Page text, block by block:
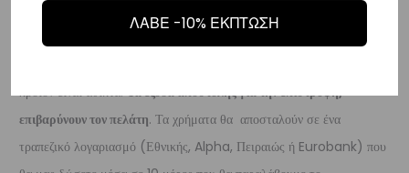
Επιστροφές είναι δεκτές εντός 14 ημερών από την ημερομηνία αγοράς
του προϊόντος χωρίς να έχετε την υποχρέωση να αναφέρετε τους
προϊόν είναι άθικτα.Τα έξοδα αποστολής για την επιστροφή,
επιβαρύνουν τον πελάτη. Τα χρήματα θα αποσταλούν σε ένα
τραπεζικό λογαριασμό (Εθνικής, Alpha, Πειραιώς ή Eurobank) που
ΛΑΒΕ -10% ΕΚΠΤΩΣΗ